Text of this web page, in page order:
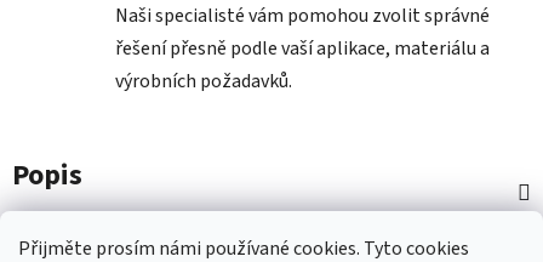
Přijměte prosím námi používané cookies. Tytocookies
Naši specialisté vám pomohou zvolit správné
řešení přesně podle vaší aplikace, materiálu a
výrobních požadavků.
Popis
Diskuze